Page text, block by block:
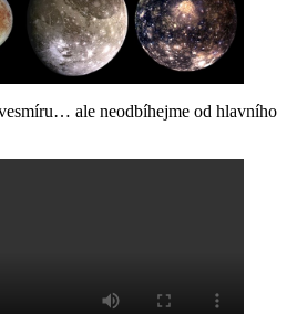
ale neodbíhejme od hlavního